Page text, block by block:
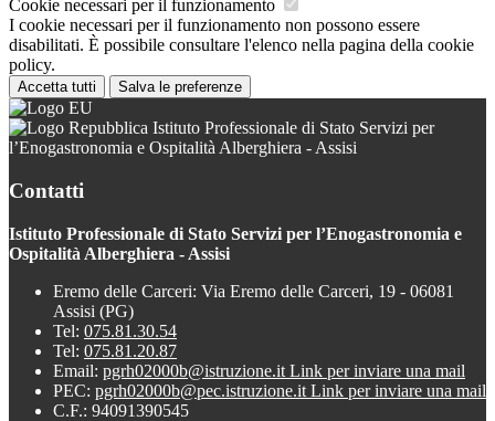
Cookie necessari per il funzionamento
I cookie necessari per il funzionamento non possono essere
disabilitati. È possibile consultare l'elenco nella pagina della cookie
policy.
Accetta tutti Salva le preferenze
Istituto Professionale di Stato Servizi per
l’Enogastronomia e Ospitalità Alberghiera - Assisi
Contatti
Istituto Professionale di Stato Servizi per l’Enogastronomia e
Ospitalità Alberghiera - Assisi
Eremo delle Carceri: Via Eremo delle Carceri, 19 - 06081
Assisi (PG)
Tel: 075.81.30.54
Tel: 075.81.20.87
Email: pgrh02000b@istruzione.it Link per inviare una mail
PEC: pgrh02000b@pec.istruzione.it Link per inviare una mail
C.F.: 94091390545